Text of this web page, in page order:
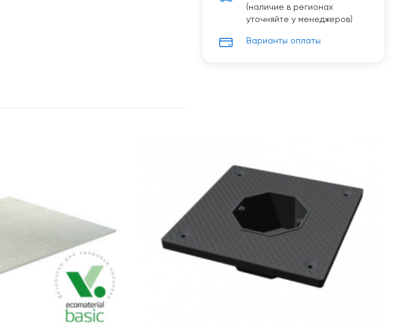
(наличие в регионах
уточняйте у менеджеров)
Варианты оплаты